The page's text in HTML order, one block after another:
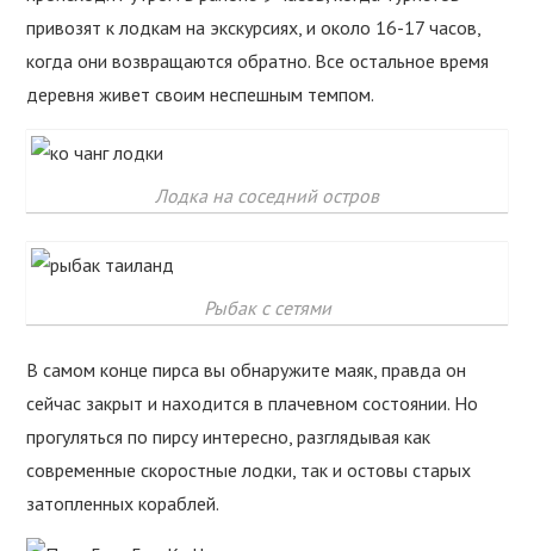
привозят к лодкам на экскурсиях, и около 16-17 часов,
когда они возвращаются обратно. Все остальное время
деревня живет своим неспешным темпом.
Лодка на соседний остров
Рыбак с сетями
В самом конце пирса вы обнаружите маяк, правда он
сейчас закрыт и находится в плачевном состоянии. Но
прогуляться по пирсу интересно, разглядывая как
современные скоростные лодки, так и остовы старых
затопленных кораблей.